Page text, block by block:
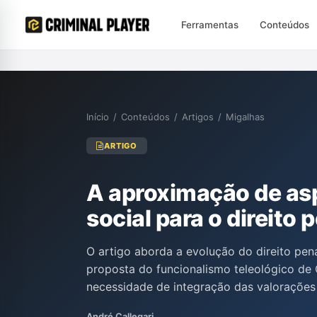
Ferramentas Conteúdos
Início / Conteúdos / Artigos / Migalhas
ARTIGO
A aproximação de
social para o direito
O artigo aborda a evolução do direito
proposta do funcionalismo teleológico de
necessidade de integração das